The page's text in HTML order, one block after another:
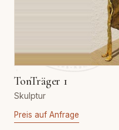
TonTräger 1
Skulptur
Preis auf Anfrage